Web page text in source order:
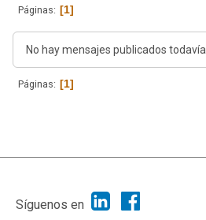
Páginas 1
No hay mensajes publicados todavía.
Páginas 1
|
Síguenos en